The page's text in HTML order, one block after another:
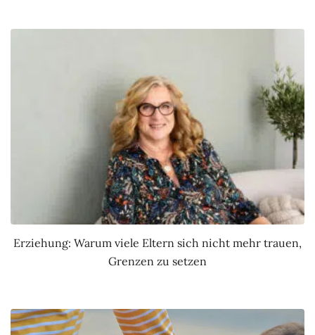
Erziehung: Warum viele Eltern sich nicht mehr trauen,
Grenzen zu setzen